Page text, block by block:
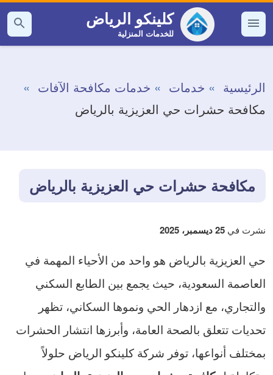
التجاوز
إلى القائمة
كلينكو الرياض
للخدمات المنزلية
بحث
عن
الرئيسية خدمات
خدمات مكافحة الآفات
مكافحة حشرات حي العزيزية بالرياض
مكافحة حشرات حي العزيزية بالرياض
نشرت في 25 ديسمبر، 2025
حي العزيزية بالرياض هو واحد من الأحياء المهمة في
العاصمة السعودية، حيث يجمع بين الطابع السكني
والتجاري، مع ازدهار الحي ونموها السكاني، تظهر
تحديات تتعلق بالصحة العامة، وأبرزها انتشار الحشرات
بمختلف أنواعها، توفر شركة كلينكو الرياض حلولاً